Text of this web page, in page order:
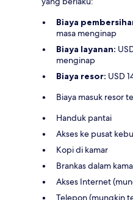
Biaya
masa menginap
Biaya layanan:
menginap
Biaya resor: USD
Biaya masuk resor
Handuk pantai
Akses ke pusat
Kopi di kamar
Brankas dalam
Akses Internet
Telepon (mungkin